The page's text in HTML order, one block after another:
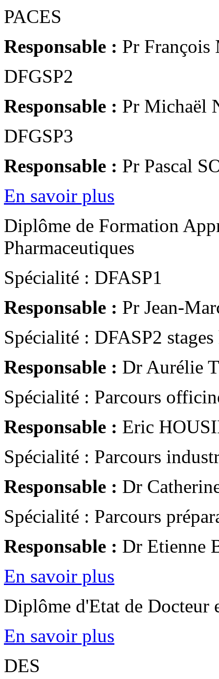
PACES
Responsable : Pr
DFGSP2
Responsable : Pr Michaël
DFGSP3
Responsable : Pr Pascal
En savoir plus
Diplôme de Formation
Pharmaceutiques
Spécialité : DFASP1
Responsable : Pr Jean-
Spécialité : DFASP2
Responsable : Dr Aurélie
Spécialité : Parcours
Responsable : Eric
Spécialité : Parcours
Responsable : Dr
Spécialité : Parcours
Responsable : Dr Etienne
En savoir plus
Diplôme d'Etat de Docteur
En savoir plus
DES